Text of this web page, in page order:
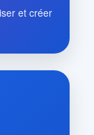
et créer